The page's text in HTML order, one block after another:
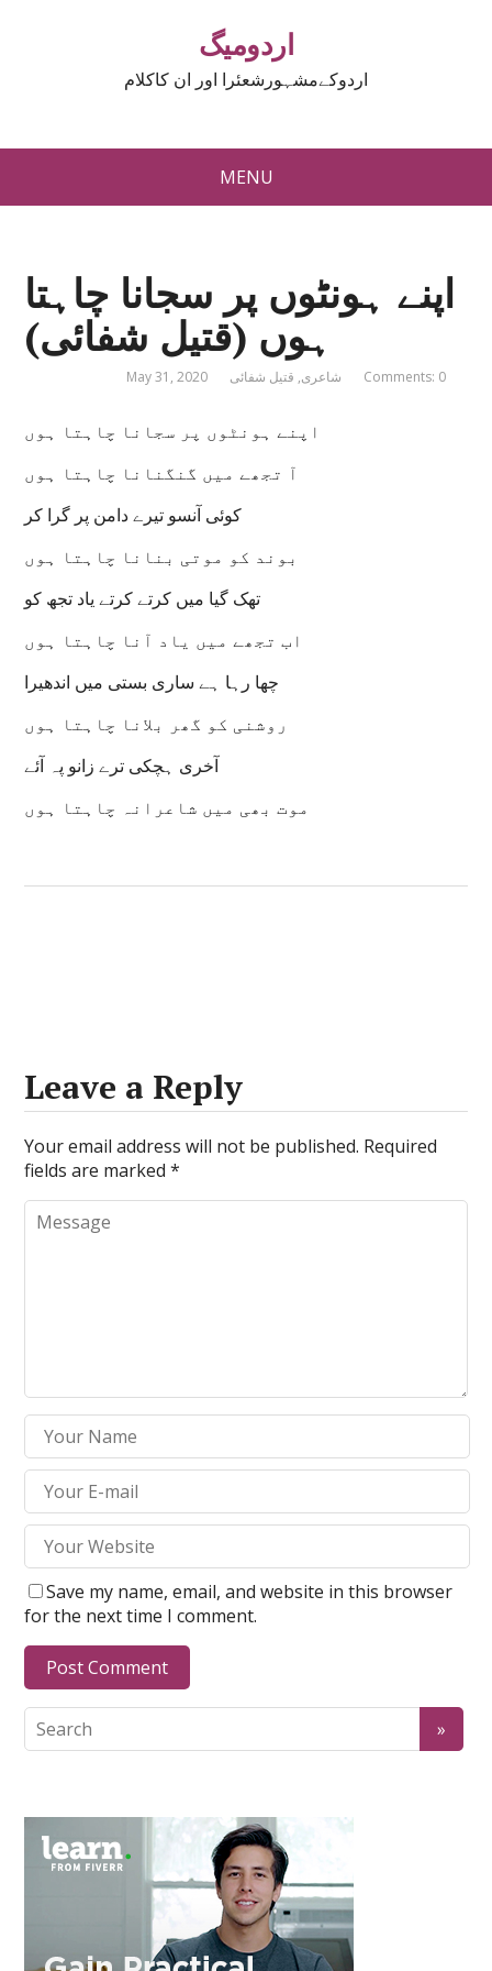
اردومیگ
اردوکےمشہورشعئرا اور ان کاکلام
MENU
اپنے ہونٹوں پر سجانا چاہتا
ہوں (قتیل شفائی)
May 31, 2020 شاعری, قتیل شفائی Comments: 0
اپنے ہونٹوں پر سجانا چاہتا ہوں
آ تجھے میں گنگنانا چاہتا ہوں
کوئی آنسو تیرے دامن پر گرا کر
بوند کو موتی بنانا چاہتا ہوں
تھک گیا میں کرتے کرتے یاد تجھ کو
اب تجھے میں یاد آنا چاہتا ہوں
چھا رہا ہے ساری بستی میں اندھیرا
روشنی کو گھر بلانا چاہتا ہوں
آخری ہچکی ترے زانو پہ آئے
موت بھی میں شاعرانہ چاہتا ہوں
Leave a Reply
Your email address will not be published. Required
fields are marked*
Save my name, email, and website in this browser
for the next time I comment.